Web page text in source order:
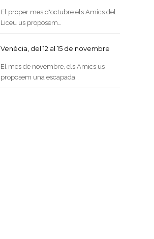
El proper mes d'octubre els Amics del
Liceu us proposem…
Venècia, del 12 al 15 de novembre
El mes de novembre, els Amics us
proposem una escapada…